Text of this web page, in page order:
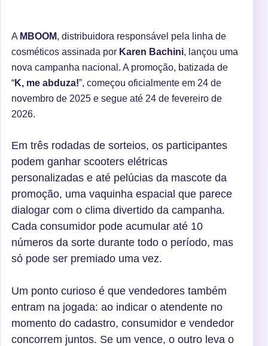
A MBOOM, distribuidora responsável pela linha de
cosméticos assinada por Karen Bachini, lançou uma
nova campanha nacional. A promoção, batizada de
“K, me abduza!”, começou oficialmente em 24 de
novembro de 2025 e segue até 24 de fevereiro de
2026.
Em três rodadas de sorteios, os participantes
podem ganhar scooters elétricas
personalizadas e até pelúcias da mascote da
promoção, uma vaquinha espacial que parece
dialogar com o clima divertido da campanha.
Cada consumidor pode acumular até 10
números da sorte durante todo o período, mas
só pode ser premiado uma vez.
Um ponto curioso é que vendedores também
entram na jogada: ao indicar o atendente no
momento do cadastro, consumidor e vendedor
concorrem juntos. Se um vence, o outro leva o